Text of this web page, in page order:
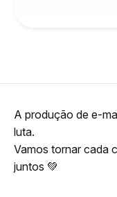
A produção de e-
luta.
Vamos tornar cada
juntos 💚